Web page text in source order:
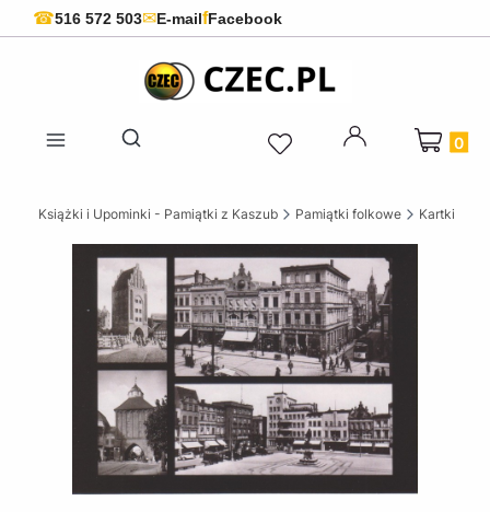
☎516 572 503✉E-mailfFacebook
Otwórz wyszukiwarkę
Produkty
Książki i Upominki - Pamiątki z Kaszub Pamiątki folkowe Kartki